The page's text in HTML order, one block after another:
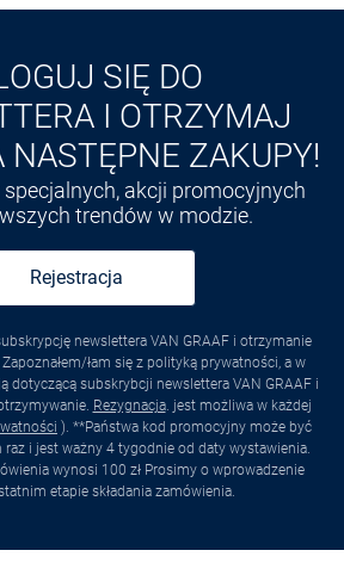
aplikację VANGRAAF
SIĘ DO
I OTRZYMAJ
NASTĘPNE ZAKUPY!
akcji promocyjnych
trendów w modzie.
Rejestracja
newslettera VAN GRAAF i otrzymanie
łam się z polityką prywatności, a w
dotyczącą subskrybcji newslettera VAN GRAAF i
Rezygnacja. jest możliwa w każdej
). **Państwa kod promocyjny może być
i jest ważny 4 tygodnie od daty wystawienia.
wynosi 100 zł Prosimy o wprowadzenie
etapie składania zamówienia.